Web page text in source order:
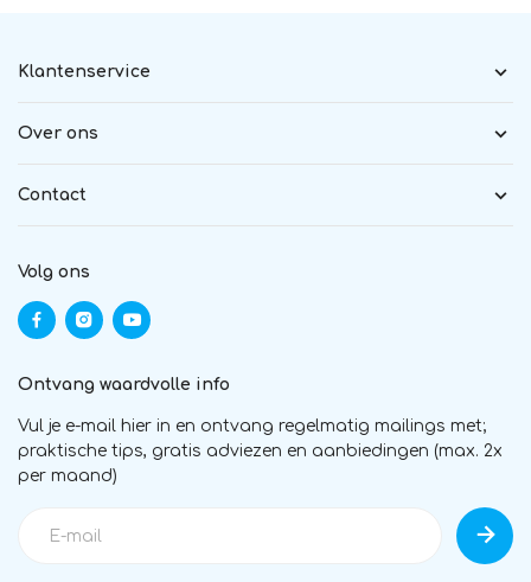
Klantenservice
Over ons
Contact
Volg ons
Ontvang waardvolle info
Vul je e-mail hier in en ontvang regelmatig mailings met;
praktische tips, gratis adviezen en aanbiedingen (max. 2x
per maand)